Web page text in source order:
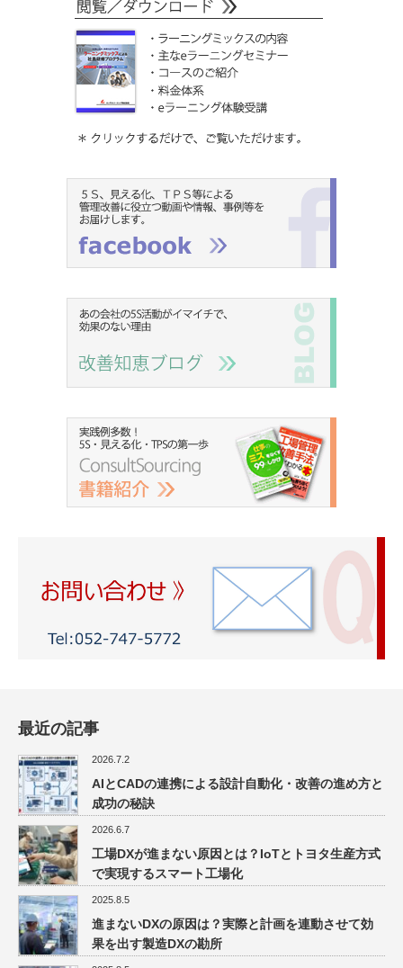
最近の記事
2026.7.2
AIとCADの連携による設計自動化・改善の進め方と
成功の秘訣
2026.6.7
工場DXが進まない原因とは？IoTとトヨタ生産方式
で実現するスマート工場化
2025.8.5
進まないDXの原因は？実際と計画を連動させて効
果を出す製造DXの勘所